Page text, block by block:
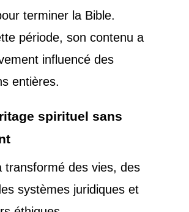
terminer la Bible.
période, son contenu a
influencé des
entières.
spirituel sans
transformé des vies, des
systèmes juridiques et